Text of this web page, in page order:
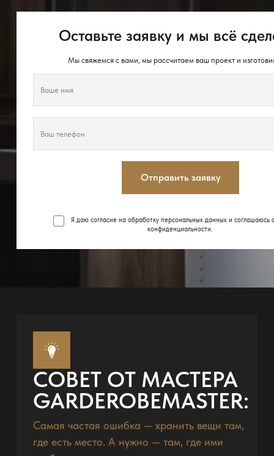
Оставьте заявку и мы всё
Мы свяжемся с вами, мы рассчитаем ваш проект и
Отправить заявку
Я даю согласие на обработку персональных данных и соглашаюсь
конфиденциальности.
СОВЕТ ОТ МАСТЕРА
GARDEROBEMASTER:
Самая частая ошибка — хранить вещи там,
где есть место. А нужно — там, где ими